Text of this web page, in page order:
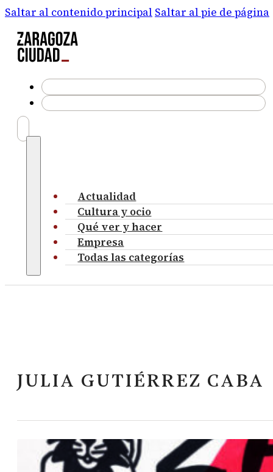
Saltar al contenido principal Saltar al pie de página
Actualidad
Cultura y ocio
Qué ver y hacer
Empresa
Todas las categorías
JULIA GUTIÉRREZ CABA